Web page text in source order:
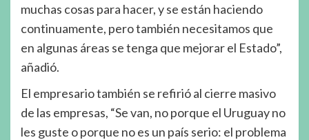
muchas cosas para hacer, y se están haciendo
continuamente, pero también necesitamos que
en algunas áreas se tenga que mejorar el Estado”,
añadió.
El empresario también se refirió al cierre masivo
de las empresas, “Se van, no porque el Uruguay no
les guste o porque no es un país serio: el problema